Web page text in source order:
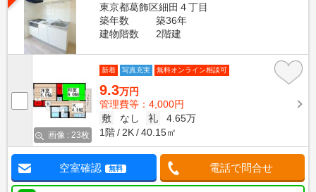
東京都葛飾区細田４丁目
築年数
築36年
建物階数
2階建
画像 : 23枚
新着 写真充実 無料オンライン相談可
9.3万円
管理費等：4,000円
敷
なし 礼
4.65万
1階
2K 40.15㎡
空室確認 無料 電話で問合せ